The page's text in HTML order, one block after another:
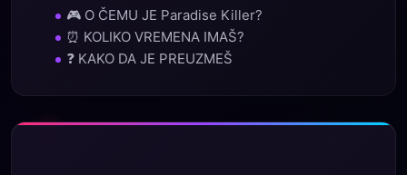
🎮 O ČEMU JE Paradise Killer?
⏰ KOLIKO VREMENA IMAŠ?
❓ KAKO DA JE PREUZMEŠ